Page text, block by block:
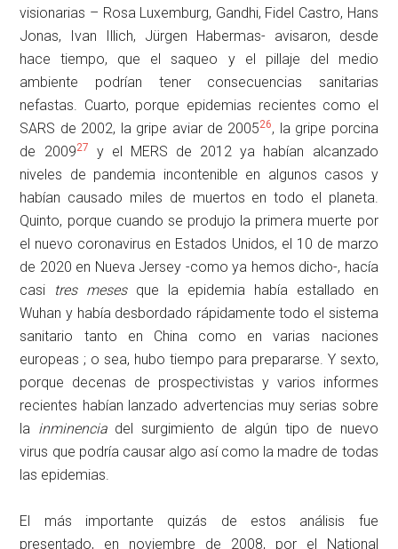
visionarias – Rosa Luxemburg, Gandhi, Fidel Castro, Hans
Jonas, Ivan Illich, Jürgen Habermas- avisaron, desde
hace tiempo, que el saqueo y el pillaje del medio
ambiente podrían tener consecuencias sanitarias
nefastas. Cuarto, porque epidemias recientes como el
SARS de 2002, la gripe aviar de 200526, la gripe porcina
de 200927
y el MERS de 2012 ya habían alcanzado
niveles de pandemia incontenible en algunos casos y
habían causado miles de muertos en todo el planeta.
Quinto, porque cuando se produjo la primera muerte por
el nuevo coronavirus en Estados Unidos, el 10 de marzo
de 2020 en Nueva Jersey -como ya hemos dicho-, hacía
casi tres mesesque la epidemia había estallado en
Wuhan y había desbordado rápidamente todo el sistema
sanitario tanto en China como en varias naciones
europeas ; o sea, hubo tiempo para prepararse. Y sexto,
porque decenas de prospectivistas y varios informes
recientes habían lanzado advertencias muy serias sobre
la inminenciadel surgimiento de algún tipo de nuevo
virus que podría causar algo así como la madre de todas
las epidemias.
El más importante quizás de estos análisis fue
presentado, en noviembre de 2008, por el National